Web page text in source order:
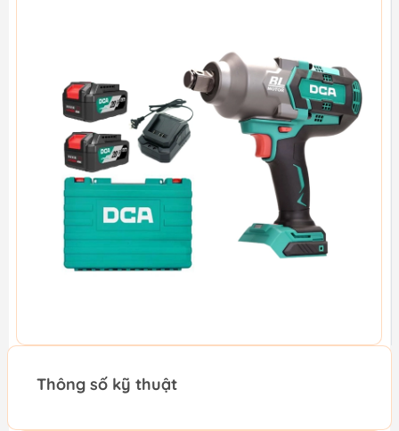
Thông số kỹ thuật